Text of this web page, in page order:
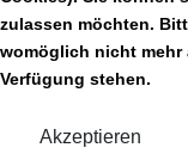
zulassen möchten.
womöglich nicht mehr
Verfügung stehen.
Akzeptieren